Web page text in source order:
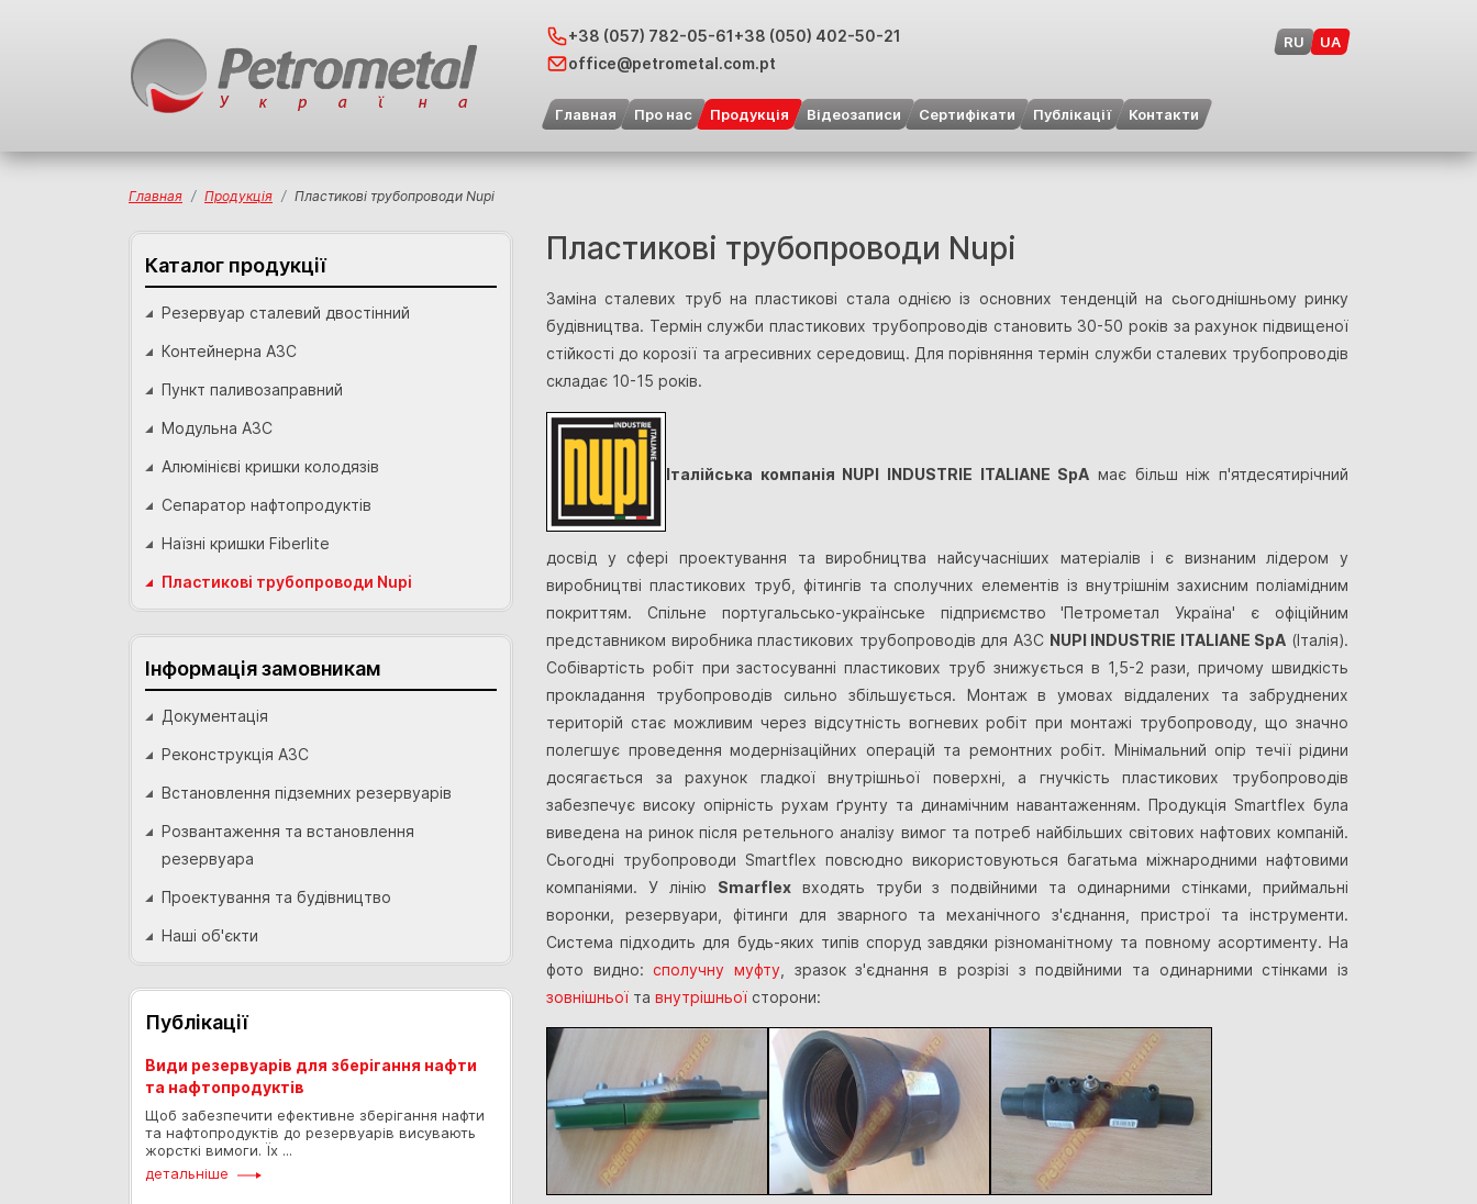
+38 (057) 782-05-61+38 (050) 402-50-21
office@petrometal.com.pt
RU UA
Главная Про нас Продукція Відеозаписи Сертифікати Публікації Контакти
Главная Продукція Пластикові трубопроводи Nupi
Каталог продукції
Резервуар сталевий двостінний
Контейнерна АЗС
Пункт паливозаправний
Модульна АЗС
Алюмінієві кришки колодязів
Сепаратор нафтопродуктів
Наїзні кришки Fiberlite
Пластикові трубопроводи Nupi
Інформація замовникам
Документація
Реконструкція АЗС
Встановлення підземних резервуарів
Розвантаження та встановлення
резервуара
Проектування та будівництво
Наші об'єкти
Публікації
Види резервуарів для зберігання нафти
та нафтопродуктів
Щоб забезпечити ефективне зберігання нафти
та нафтопродуктів до резервуарів висувають
жорсткі вимоги. Їх ...
детальніше
Пластикові трубопроводи Nupi
Заміна сталевих труб на пластикові стала однією із основних тенденцій на сьогоднішньому ринку
будівництва. Термін служби пластикових трубопроводів становить 30-50 років за рахунок підвищеної
стійкості до корозії та агресивних середовищ. Для порівняння термін служби сталевих трубопроводів
складає 10-15 років.
Італійська компанія NUPI INDUSTRIE ITALIANE SpA має більш ніж п'ятдесятирічний
досвід у сфері проектування та виробництва найсучасніших матеріалів і є визнаним лідером у
виробництві пластикових труб, фітингів та сполучних елементів із внутрішнім захисним поліамідним
покриттям. Спільне португальсько-українське підприємство 'Петрометал Україна' є офіційним
представником виробника пластикових трубопроводів для АЗС NUPI INDUSTRIE ITALIANE SpA (Італія).
Собівартість робіт при застосуванні пластикових труб знижується в 1,5-2 рази, причому швидкість
прокладання трубопроводів сильно збільшується. Монтаж в умовах віддалених та забруднених
територій стає можливим через відсутність вогневих робіт при монтажі трубопроводу, що значно
полегшує проведення модернізаційних операцій та ремонтних робіт. Мінімальний опір течії рідини
досягається за рахунок гладкої внутрішньої поверхні, а гнучкість пластикових трубопроводів
забезпечує високу опірність рухам ґрунту та динамічним навантаженням. Продукція Smartflex була
виведена на ринок після ретельного аналізу вимог та потреб найбільших світових нафтових компаній.
Сьогодні трубопроводи Smartflex повсюдно використовуються багатьма міжнародними нафтовими
компаніями. У лінію Smarflexвходять труби з подвійними та одинарними стінками, приймальні
воронки, резервуари, фітинги для зварного та механічного з'єднання, пристрої та інструменти.
Система підходить для будь-яких типів споруд завдяки різноманітному та повному асортименту. На
фото видно: сполучну муфту , зразок з'єднання в розрізі з подвійними та одинарними стінками із
зовнішньої та внутрішньої сторони: